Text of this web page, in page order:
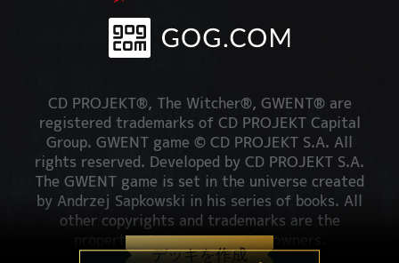
デッキを作成
CD PROJEKT®, The Witcher®, GWENT® are
registered trademarks of CD PROJEKT Capital
Group. GWENT game © CD PROJEKT S.A. All
rights reserved. Developed by CD PROJEKT S.A.
The GWENT game is set in the universe created
by Andrzej Sapkowski in his series of books. All
other copyrights and trademarks are the
property of their respective owners.